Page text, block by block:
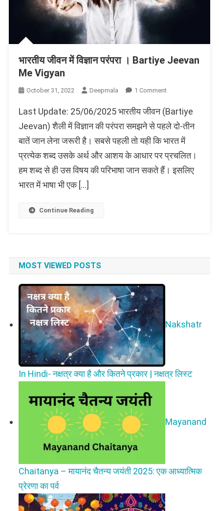
भारतीय जीवन में विज्ञान परंपरा । Bartiye Jeevan
Me Vigyan
October 31, 2022 Deepmala 1 CommentOn
जीवन
में
परंपरा
।
Bartiye
Jeevan
Last Update: 25/06/2025 भारतीय जीवन (Bartiye
Jeevan) शैली में विज्ञान की परंपरा समझने से पहले दो-तीन
बातें जान लेना जरूरी है। सबसे पहली तो यही कि भारत में
प्रत्येक शब्द उसके अर्थ और आशय के आधार पर प्रचलित।
हम शब्द से ही उस विषय की परिभाषा जान सकते हैं। इसलिए
भारत में भाषा भी एक […]
Continue Reading
MOST VIEWED POSTS
Nakshatr
In Hindi- नक्षत्र क्या है और कितने प्रकार | नक्षत्र लिस्ट
Mayanand
Chaitanya – मायानंद चैतन्य जयंती 2025: एक आध्यात्मिक
प्रेरणा का पर्व